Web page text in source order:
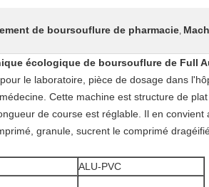
de boursouflure de pharmacie,
écologique de boursouflure de Full
le laboratoire, pièce de dosage dans
Cette machine est structure de
de course est réglable. Il en convient
granule, sucrent le comprimé
ALU-PVC